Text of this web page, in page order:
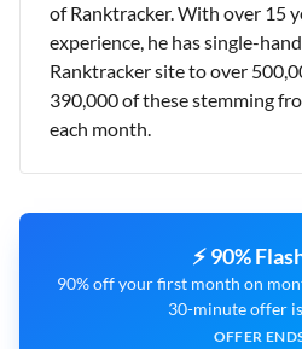
of Ranktracker. With over 15
experience, he has single-
Ranktracker site to over
390,000 of these stemming
each month.
⚡ 90%
90% off your first month on
30-minute offer
OFFER